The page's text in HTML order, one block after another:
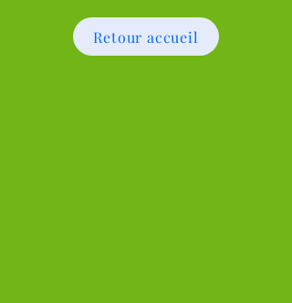
Retour accueil